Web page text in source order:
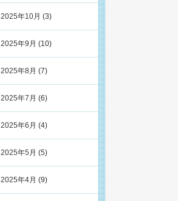
2025年10月 (3)
2025年9月 (10)
2025年8月 (7)
2025年7月 (6)
2025年6月 (4)
2025年5月 (5)
2025年4月 (9)